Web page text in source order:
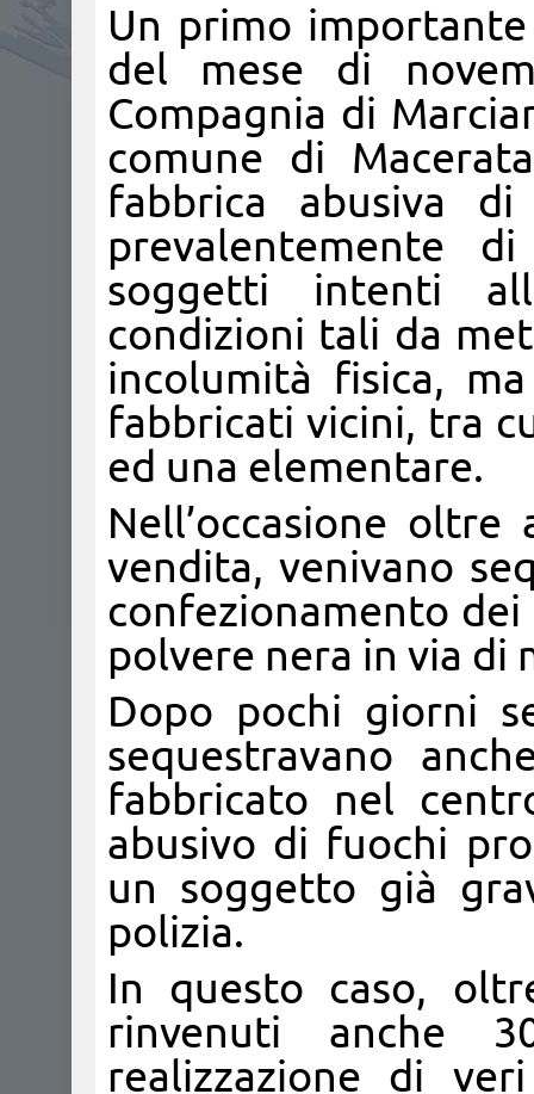
Un primo
del mese di
Compagnia di
comune di
fabbrica abusiva di
prevalentemente
soggetti intenti
condizioni tali da
incolumità fisica,
fabbricati vicini, tra
ed una elementare.
Nell’occasione
vendita, venivano
confezionamento
polvere nera in via di
Dopo pochi giorni
sequestravano
fabbricato nel
abusivo di fuochi
un soggetto già
polizia.
In questo caso,
rinvenuti anche
realizzazione di